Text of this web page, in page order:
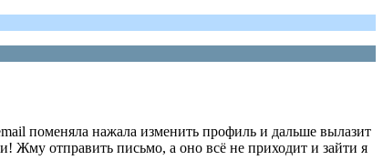
поменяла нажала изменить профиль и дальше вылазит
Жму отправить письмо, а оно всё не приходит и зайти я